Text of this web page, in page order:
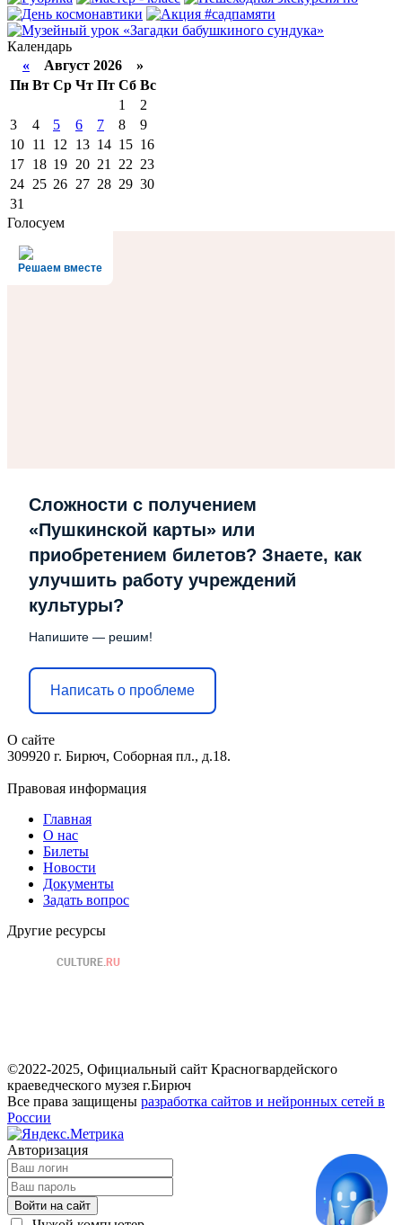
Календарь
« Август 2026 »
Пн Вт Ср Чт Пт Сб Вс
1
2
3
4 5 6 7 8
9
10 11 12 13 14 15 16
17 18 19 20 21 22 23
24 25 26 27 28 29 30
31
Голосуем
Решаем вместе
Сложности с получением
«Пушкинской карты» или
приобретением билетов? Знаете, как
улучшить работу учреждений
культуры?
Напишите — решим!
Написать о проблеме
О сайте
309920 г. Бирюч, Соборная пл., д.18.
Правовая информация
Главная
О нас
Билеты
Новости
Документы
Задать вопрос
Другие ресурсы
©2022-2025, Официальный сайт Красногвардейского
краеведческого музея г.Бирюч
Все права защищены разработка сайтов и нейронных сетей в
России
Авторизация
Войти на сайт